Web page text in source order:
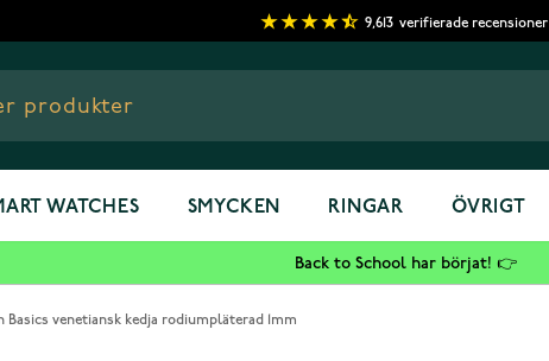
9,613 verifierade recensioner
WATCHES SMYCKEN RINGAR ÖVRIGT
Back to School har börjat! 👉
Basics venetiansk kedja rodiumpläterad 1mm